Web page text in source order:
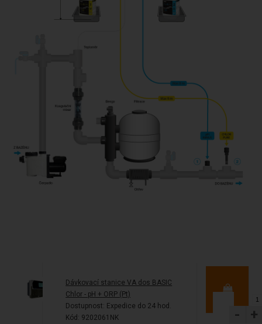
Dávkovací stanice VA dos BASIC
Chlor - pH + ORP (Pt)
Dostupnost: Expedice do 24 hod.
Kód: 9202061NK
- +